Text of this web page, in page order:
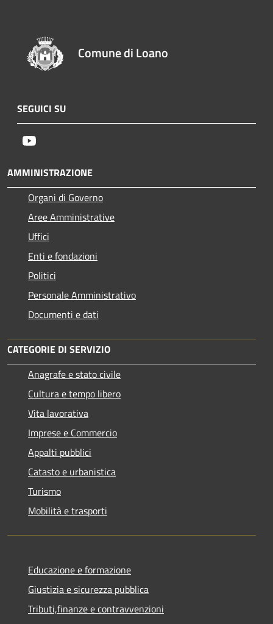
Comune di Loano
SEGUICI SU
AMMINISTRAZIONE
Organi di Governo
Aree Amministrative
Uffici
Enti e fondazioni
Politici
Personale Amministrativo
Documenti e dati
CATEGORIE DI SERVIZIO
Anagrafe e stato civile
Cultura e tempo libero
Vita lavorativa
Imprese e Commercio
Appalti pubblici
Catasto e urbanistica
Turismo
Mobilità e trasporti
Educazione e formazione
Giustizia e sicurezza pubblica
Tributi,finanze e contravvenzioni